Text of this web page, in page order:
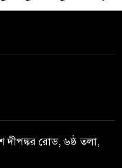
পর্যায়ে, দ্রুত চার্জশিট
রোড, ৬ষ্ঠ তলা,